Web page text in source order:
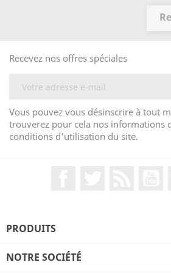
Recevez nos offres spéciales
Vous pouvez vous désinscrire à tout
trouverez pour cela nos informations
conditions d'utilisation du site.
PRODUITS
NOTRE SOCIÉTÉ